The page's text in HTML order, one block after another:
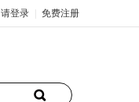
请登录 免费注册